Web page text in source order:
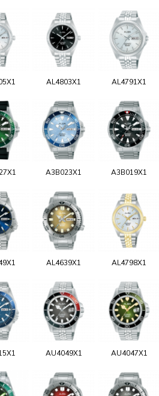
AL4803X1 AL4791X1
A3B023X1 A3B019X1
AL4639X1 AL4798X1
AU4049X1 AU4047X1